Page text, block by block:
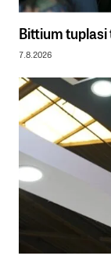
Bittium
7.8.2026